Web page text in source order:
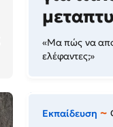
«Μα πώς να
ελέφαντες;»
Εκπαίδευση